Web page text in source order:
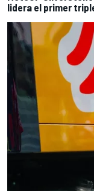
lidera el primer